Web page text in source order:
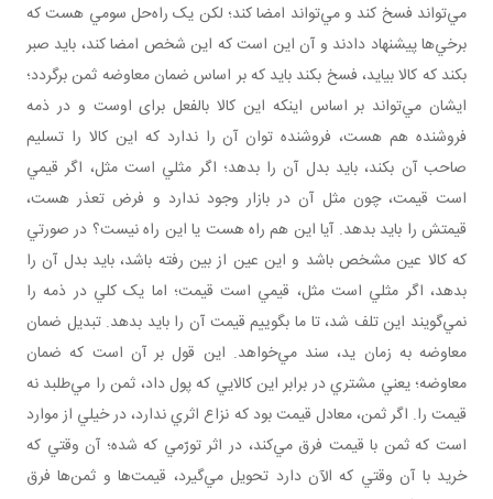
مي‌تواند فسخ کند و مي‌تواند امضا کند؛ لکن يک راه‌حل سومي هست که
برخي‌ها پيشنهاد دادند و آن اين است که اين شخص امضا کند، بايد صبر
بکند که کالا بيايد، فسخ بکند بايد که بر اساس ضمان معاوضه ثمن برگردد؛
ايشان مي‌تواند بر اساس اينکه اين کالا بالفعل برای اوست و در ذمه
فروشنده هم هست، فروشنده توان آن را ندارد که اين کالا را تسليم
صاحب آن بکند، بايد بدل آن را بدهد؛ اگر مثلي است مثل، اگر قيمي
است قيمت، چون مثل آن در بازار وجود ندارد و فرض تعذر هست،
قيمتش را بايد بدهد. آيا اين هم راه هست يا اين راه نيست؟ در صورتي
که کالا عين مشخص باشد و اين عين از بين رفته باشد، بايد بدل آن را
بدهد، اگر مثلي است مثل، قيمي است قيمت؛ اما يک کلي در ذمه را
نمي‌گويند اين تلف شد، تا ما بگوييم قيمت آن را بايد بدهد. تبديل ضمان
معاوضه به زمان يد، سند مي‌خواهد. اين قول بر آن است که ضمان
معاوضه؛ يعني مشتري در برابر اين کالايي که پول داد، ثمن را مي‌طلبد نه
قيمت را. اگر ثمن، معادل قيمت بود که نزاع اثري ندارد، در خيلي از موارد
است که ثمن با قيمت فرق مي‌کند، در اثر تورّمي که شده؛ آن وقتي که
خريد با آن وقتي که الآن دارد تحويل مي‌گيرد، قيمت‌ها و ثمن‌ها فرق